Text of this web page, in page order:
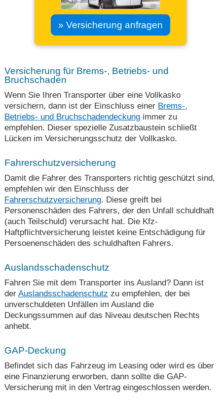
» Versicherung anfragen
Versicherung für Brems-, Betriebs- und
Bruchschaden
Wenn Sie Ihren Transporter über eine Vollkasko
versichern, dann ist der Einschluss einer Brems-,
Betriebs- und Bruchschadendeckungimmer zu
empfehlen. Dieser spezielle Zusatzbaustein schließt
Lücken im Versicherungsschutz der Vollkasko.
Fahrerschutzversicherung
Damit die Fahrer des Transporters richtig geschützt sind,
empfehlen wir den Einschluss der
Fahrerschutzversicherung. Diese greift bei
Personenschäden des Fahrers, der den Unfall schuldhaft
(auch Teilschuld) verursacht hat. Die Kfz-
Haftpflichtversicherung leistet keine Entschädigung für
Persoenenschäden des schuldhaften Fahrers.
Auslandsschadenschutz
Fahren Sie mit dem Transporter ins Ausland? Dann ist
der Auslandsschadenschutz zu empfehlen, der bei
unverschuldeten Unfällen im Ausland die
Deckungssummen auf das Niveau deutschen Rechts
anhebt.
GAP-Deckung
Befindet sich das Fahrzeug im Leasing oder wird es über
eine Finanzierung erworben, dann sollte die GAP-
Versicherung mit in den Vertrag eingeschlossen werden.